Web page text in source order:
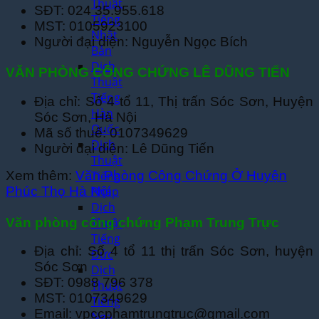
Thuật
Tiếng
Nhật
Bản
Dịch
Thuật
Tiếng
Hàn
Quốc
Dịch
Thuật
Tiếng
Pháp
Dịch
Thuật
Tiếng
Đức
Dịch
Thuật
Tiếng
SĐT: 024 35.955.618
MST: 0105923100
Người đại diện: Nguyễn Ngọc Bích
VĂN PHÒNG CÔNG CHỨNG LÊ DŨNG TIẾN
Địa chỉ: Số 4 tổ 11, Thị trấn Sóc Sơn, Huyện
Sóc Sơn, Hà Nội
Mã số thuế: 0107349629
Người đại diện: Lê Dũng Tiến
Xem thêm: Văn Phòng Công Chứng Ở Huyện
Phúc Thọ Hà Nội
Văn phòng công chứng Phạm Trung Trực
Địa chỉ: Số 4 tổ 11 thị trấn Sóc Sơn, huyện
Sóc Sơn
SĐT: 0988 796 378
MST: 0107349629
Email: vpccphamtrungtruc@gmail.com